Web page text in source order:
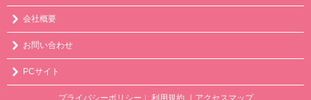
会社概要
お問い合わせ
PCサイト